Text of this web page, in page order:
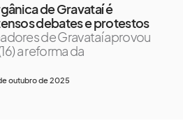
de Gravataí é
debates e protestos
de Gravataí aprovou
a reforma da
outubro de 2025